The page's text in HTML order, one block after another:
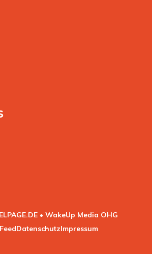
• WakeUp Media OHG
DatenschutzImpressum